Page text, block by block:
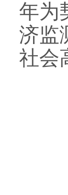
年为
济监
社会